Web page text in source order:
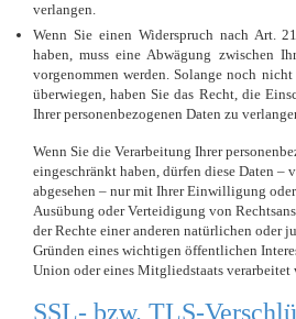
verlangen.
Wenn Sie einen Widerspruch nach Art.
haben, muss eine Abwägung zwischen
vorgenommen werden. Solange noch nicht
überwiegen, haben Sie das Recht, die
Ihrer personenbezogenen Daten zu
Wenn Sie die Verarbeitung Ihrer
eingeschränkt haben, dürfen diese Daten –
abgesehen – nur mit Ihrer Einwilligung
Ausübung oder Verteidigung von
der Rechte einer anderen natürlichen oder
Gründen eines wichtigen öffentlichen
Union oder eines Mitgliedstaats verarbeitet
SSL- bzw. TLS-